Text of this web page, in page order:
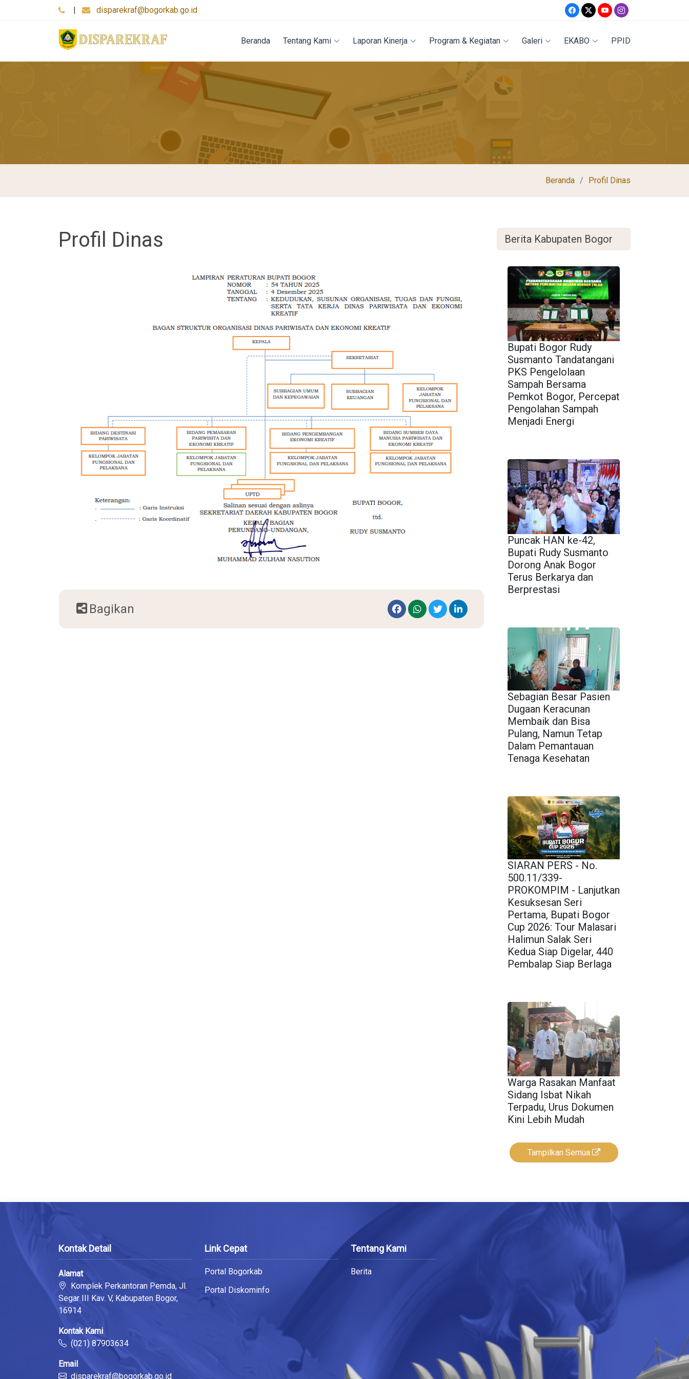
| disparekraf@bogorkab.go.id
Beranda Tentang Kami Laporan Kinerja Program & Kegiatan Galeri EKABO PPID
Beranda Profil Dinas
Profil Dinas
Bagikan
Berita Kabupaten Bogor
Bupati Bogor Rudy
Susmanto Tandatangani
PKS Pengelolaan
Sampah Bersama
Pemkot Bogor, Percepat
Pengolahan Sampah
Menjadi Energi
Puncak HAN ke-42,
Bupati Rudy Susmanto
Dorong Anak Bogor
Terus Berkarya dan
Berprestasi
Sebagian Besar Pasien
Dugaan Keracunan
Membaik dan Bisa
Pulang, Namun Tetap
Dalam Pemantauan
Tenaga Kesehatan
SIARAN PERS - No.
500.11/339-
PROKOMPIM - Lanjutkan
Kesuksesan Seri
Pertama, Bupati Bogor
Cup 2026: Tour Malasari
Halimun Salak Seri
Kedua Siap Digelar, 440
Pembalap Siap Berlaga
Warga Rasakan Manfaat
Sidang Isbat Nikah
Terpadu, Urus Dokumen
Kini Lebih Mudah
Tampilkan Semua
Kontak Detail
Alamat
Komplek Perkantoran Pemda, Jl.
Segar III Kav. V, Kabupaten Bogor,
16914
Kontak Kami
(021) 87903634
Email
disparekraf@bogorkab.go.id
Link Cepat
Portal Bogorkab
Portal Diskominfo
Tentang Kami
Berita